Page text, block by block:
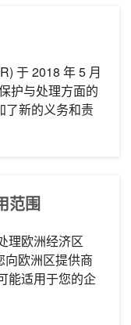
于 2018 年 5 月
护与处理方面的
了新的义务和责
范围
理欧洲经济区
向欧洲区提供商
能适用于您的企